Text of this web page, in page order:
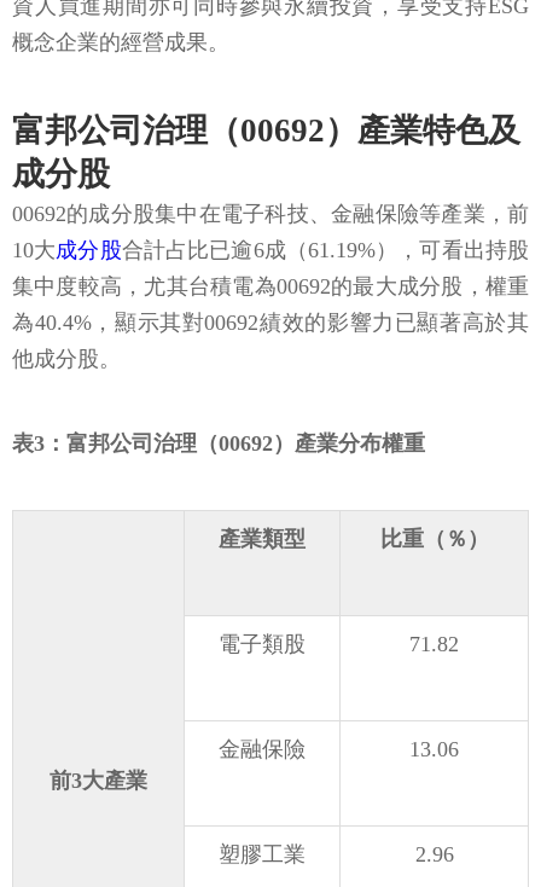
資人買進期間亦可同時參與永續投資，享受支持ESG
概念企業的經營成果。
富邦公司治理（00692）產業特色及
成分股
00692的成分股集中在電子科技、金融保險等產業，前
10大成分股合計占比已逾6成（61.19%），可看出持股
集中度較高，尤其台積電為00692的最大成分股，權重
為40.4%，顯示其對00692績效的影響力已顯著高於其
他成分股。
表3：富邦公司治理（00692）產業分布權重
前3大產業
產業類型 比重（％）
電子類股 71.82
金融保險 13.06
塑膠工業 2.96